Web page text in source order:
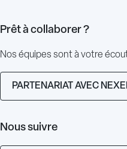
Prêt à collaborer ?
Nos équipes sont à votre
PARTENARIAT AVEC
Nous suivre